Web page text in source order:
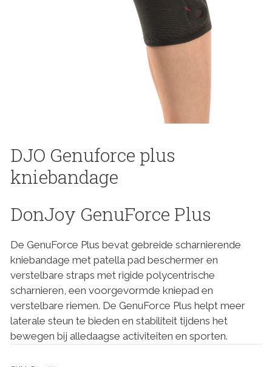
DJO Genuforce plus
kniebandage
DonJoy GenuForce Plus
De GenuForce Plus bevat gebreide scharnierende
kniebandage met patella pad beschermer en
verstelbare straps met rigide polycentrische
scharnieren, een voorgevormde kniepad en
verstelbare riemen. De GenuForce Plus helpt meer
laterale steun te bieden en stabiliteit tijdens het
bewegen bij alledaagse activiteiten en sporten.